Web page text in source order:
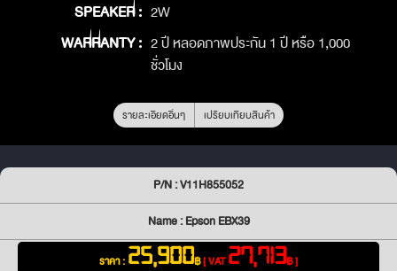
SPEAKER : 2W
WARRANTY : 2 ปี หลอดภาพประกัน 1 ปี หรือ 1,000
ชั่วโมง
รายละเอียดอื่นๆ เปรียบเทียบสินค้า
P/N : V11H855052
Name : Epson EBX39
ราคา : 25,900฿[ VAT27,713฿ ]